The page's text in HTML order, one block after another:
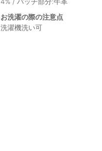
お洗濯の際の注意点
洗濯機洗い可